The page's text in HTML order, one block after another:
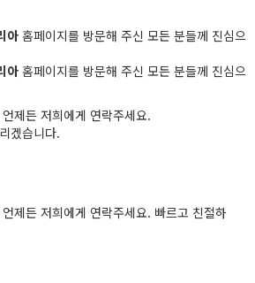
아홈페이지를 방문해 주신 모든 분들께 진심으
아홈페이지를 방문해 주신 모든 분들께 진심으
제든 저희에게 연락주세요.
겠습니다.
제든 저희에게 연락주세요. 빠르고 친절하